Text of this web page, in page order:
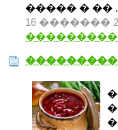
����� � ��
16 �������